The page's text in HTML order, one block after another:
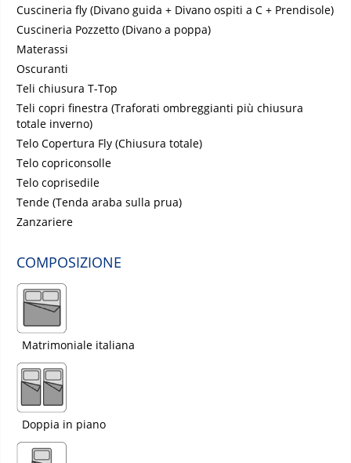
Cuscineria fly (Divano guida + Divano ospiti a C + Prendisole)
Cuscineria Pozzetto (Divano a poppa)
Materassi
Oscuranti
Teli chiusura T-Top
Teli copri finestra (Traforati ombreggianti più chiusura
totale inverno)
Telo Copertura Fly (Chiusura totale)
Telo copriconsolle
Telo coprisedile
Tende (Tenda araba sulla prua)
Zanzariere
COMPOSIZIONE
Matrimoniale italiana
Doppia in piano